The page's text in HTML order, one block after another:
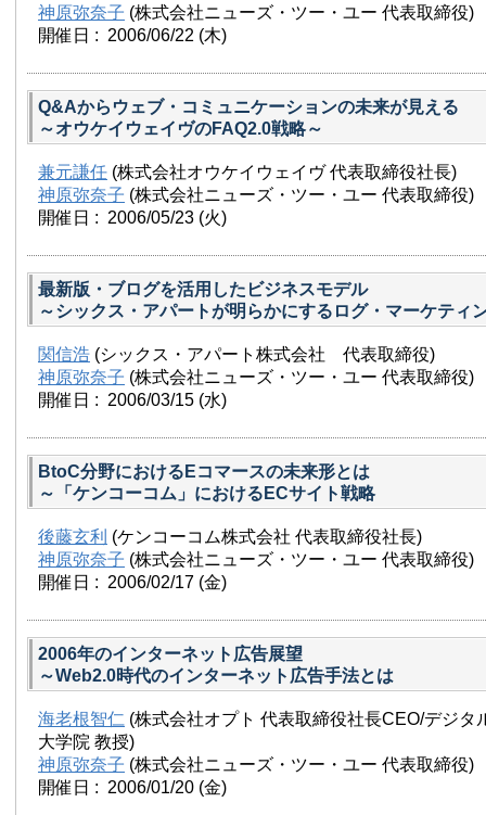
神原弥奈子 (株式会社ニューズ・ツー・ユー 代表取締役)
開催日 : 2006/06/22 (木)
Q&Aからウェブ・コミュニケーションの未来が見える
～オウケイウェイヴのFAQ2.0戦略～
兼元謙任 (株式会社オウケイウェイヴ 代表取締役社長)
神原弥奈子 (株式会社ニューズ・ツー・ユー 代表取締役)
開催日 : 2006/05/23 (火)
最新版・ブログを活用したビジネスモデル
～シックス・アパートが明らかにするログ・マーケティ
関信浩 (シックス・アパート株式会社 代表取締役)
神原弥奈子 (株式会社ニューズ・ツー・ユー 代表取締役)
開催日 : 2006/03/15 (水)
BtoC分野におけるEコマースの未来形とは
～「ケンコーコム」におけるECサイト戦略
後藤玄利 (ケンコーコム株式会社 代表取締役社長)
神原弥奈子 (株式会社ニューズ・ツー・ユー 代表取締役)
開催日 : 2006/02/17 (金)
2006年のインターネット広告展望
～Web2.0時代のインターネット広告手法とは
海老根智仁 (株式会社オプト 代表取締役社長CEO/デジタ
大学院 教授)
神原弥奈子 (株式会社ニューズ・ツー・ユー 代表取締役)
開催日 : 2006/01/20 (金)